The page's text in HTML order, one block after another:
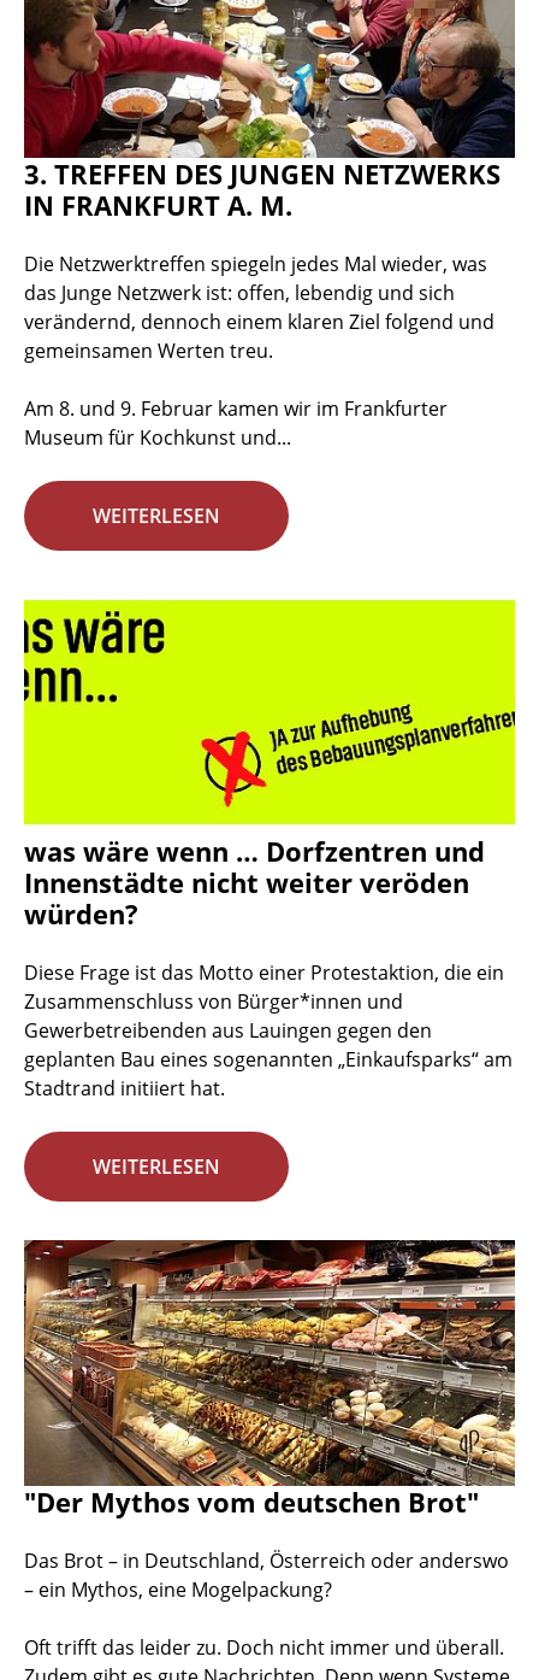
3. TREFFEN DES JUNGEN NETZWERKS
IN FRANKFURT A. M.
Die Netzwerktreffen spiegeln jedes Mal wieder, was
das Junge Netzwerk ist: offen, lebendig und sich
verändernd, dennoch einem klaren Ziel folgend und
gemeinsamen Werten treu.
Am 8. und 9. Februar kamen wir im Frankfurter
Museum für Kochkunst und...
WEITERLESEN
was wäre wenn … Dorfzentren und
Innenstädte nicht weiter veröden
würden?
Diese Frage ist das Motto einer Protestaktion, die ein
Zusammenschluss von Bürger*innen und
Gewerbetreibenden aus Lauingen gegen den
geplanten Bau eines sogenannten „Einkaufsparks“ am
Stadtrand initiiert hat.
WEITERLESEN
"Der Mythos vom deutschen Brot"
Das Brot – in Deutschland, Österreich oder anderswo
– ein Mythos, eine Mogelpackung?
Oft trifft das leider zu. Doch nicht immer und überall.